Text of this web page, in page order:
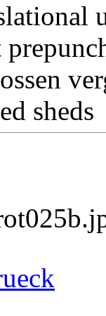
sheds